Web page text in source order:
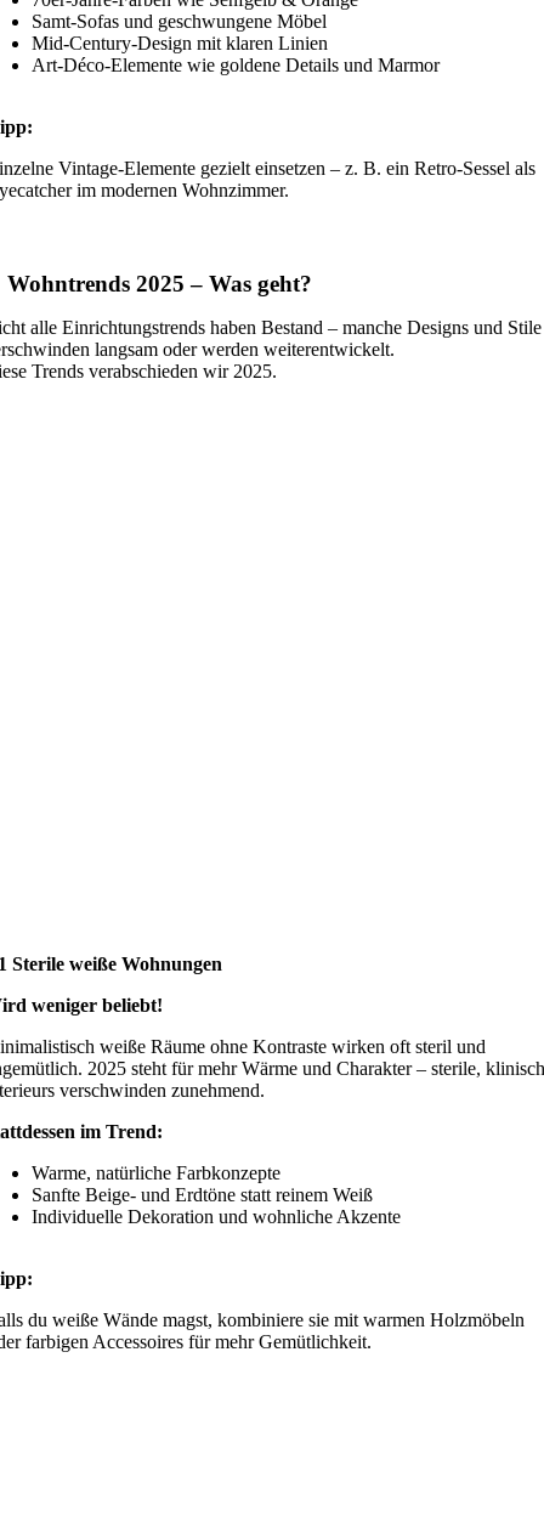
Samt-Sofas und geschwungene Möbel
Mid-Century-Design mit klaren Linien
Art-Déco-Elemente wie goldene Details und Marmor
Vintage-Elemente gezielt einsetzen – z. B. ein Retro-Sessel als
im modernen Wohnzimmer.
Wohntrends 2025 – Was geht?
alle Einrichtungstrends haben Bestand – manche Designs und Stile
langsam oder werden weiterentwickelt.
Trends verabschieden wir 2025.
Sterile weiße Wohnungen
weniger beliebt!
weiße Räume ohne Kontraste wirken oft steril und
2025 steht für mehr Wärme und Charakter – sterile,
verschwinden zunehmend.
im Trend:
Warme, natürliche Farbkonzepte
Sanfte Beige- und Erdtöne statt reinem Weiß
Individuelle Dekoration und wohnliche Akzente
du weiße Wände magst, kombiniere sie mit warmen Holzmöbeln
farbigen Accessoires für mehr Gemütlichkeit.